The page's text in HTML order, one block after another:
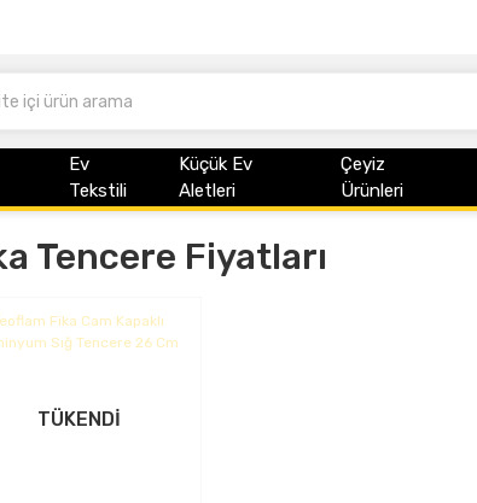
Ev
Tekstili
Küçük Ev
Aletleri
Çeyiz
Ürünleri
Tencere Fiyatları
TÜKENDİ